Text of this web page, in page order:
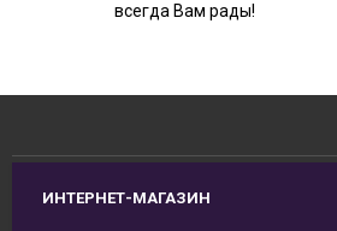
всегда Вам рады!
ИНТЕРНЕТ-МАГАЗИН